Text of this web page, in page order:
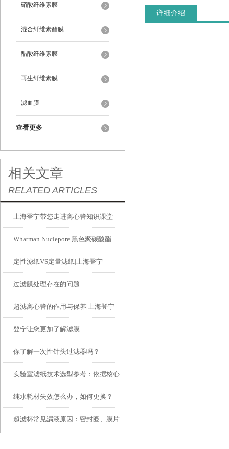
硝酸纤维素膜
混合纤维素酯膜
醋酸纤维素膜
再生纤维素膜
滤血膜
查看更多
相关文章
RELATED ARTICLES
上海登宁带您走进离心管知识课堂
Whatman Nuclepore 黑色聚碳酸酯
膜：技术特性与实验应用选型参考
定性滤纸VS定量滤纸|上海登宁
过滤膜处理存在的问题
超滤离心管的作用与保养|上海登宁
登宁让您更加了解滤膜
你了解一次性针头过滤器吗？
实验室滤纸技术选型参考：依据核心
参数匹配实验需求
纯水耗材失效怎么办，如何更换？
超滤杯常见漏液原因：密封圈、膜片
详细介绍